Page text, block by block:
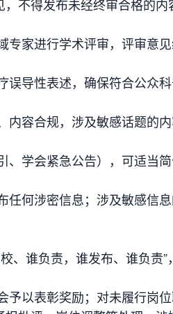
不得发布未经终审合格的内
专家进行学术评审，评审意
误导性表述，确保符合公众
内容合规，涉及敏感话题的
、学会紧急公告），可适当
任何涉密信息；涉及敏感信
、谁负责，谁发布、谁负责”
予以表彰奖励；对未履行岗